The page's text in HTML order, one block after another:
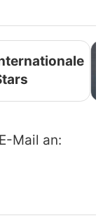
Mail an: